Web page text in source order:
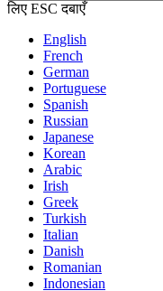
लिए ESC दबाएँ
English
French
German
Portuguese
Spanish
Russian
Japanese
Korean
Arabic
Irish
Greek
Turkish
Italian
Danish
Romanian
Indonesian